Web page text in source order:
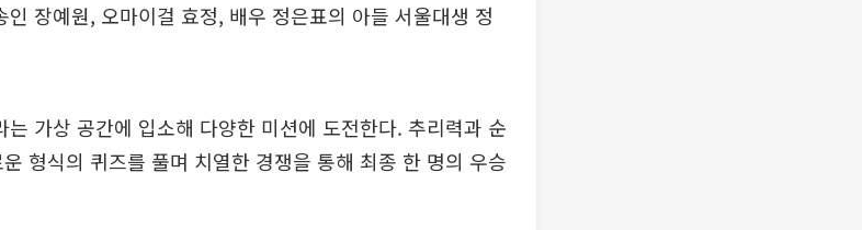
장예원, 오마이걸 효정, 배우 정은표의 아들 서울대생 정
가상 공간에 입소해 다양한 미션에 도전한다. 추리력과 순
형식의 퀴즈를 풀며 치열한 경쟁을 통해 최종 한 명의 우승